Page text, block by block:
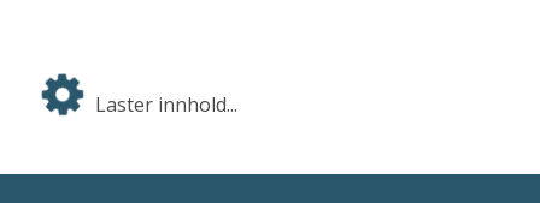
Laster innhold...